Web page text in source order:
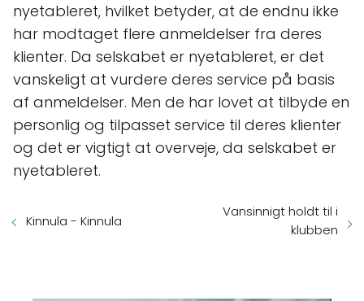
nyetableret, hvilket betyder, at de endnu ikke
har modtaget flere anmeldelser fra deres
klienter. Da selskabet er nyetableret, er det
vanskeligt at vurdere deres service på basis
af anmeldelser. Men de har lovet at tilbyde en
personlig og tilpasset service til deres klienter
og det er vigtigt at overveje, da selskabet er
nyetableret.
Kinnula - Kinnula
Vansinnigt holdt til i
klubben